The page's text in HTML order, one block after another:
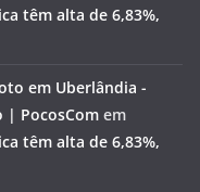
têm alta de 6,83%,
em Uberlândia -
| PocosCom em
têm alta de 6,83%,